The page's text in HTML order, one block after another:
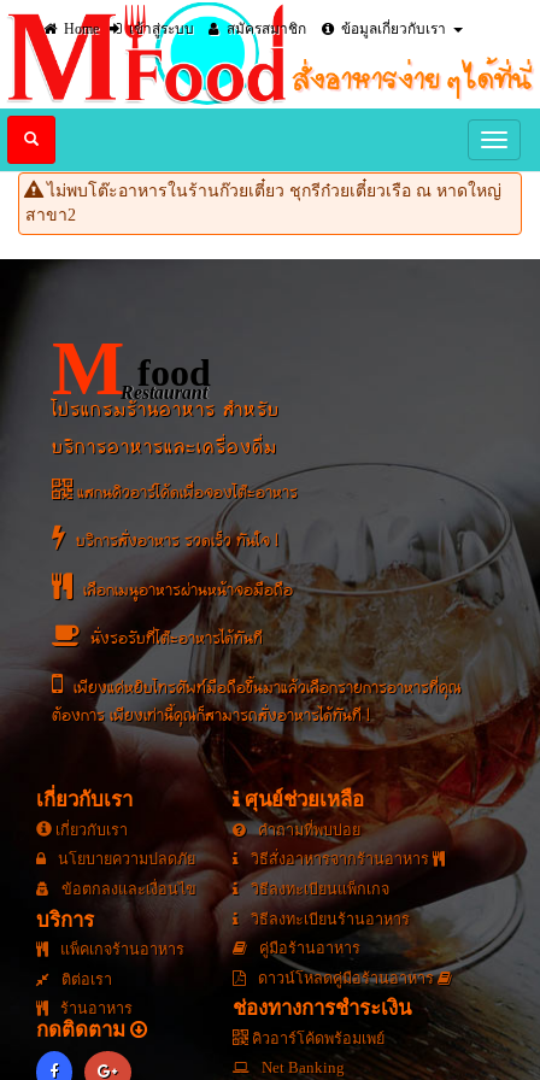
Home เข้าสู่ระบบ สมัครสมาชิก ข้อมูลเกี่ยวกับเรา
ไม่พบโต๊ะอาหารในร้านก๊วยเตี๋ยว ชุกรีก๋วยเตี๋ยวเรือ ณ หาดใหญ่
สาขา2
M food
Restaurant
โปรแกรมร้านอาหาร สำหรับ
บริการอาหารและเครื่องดื่ม
แสกนคิวอาร์โค้ดเพื่อจองโต๊ะอาหาร
บริการสั่งอาหาร รวดเร็ว ทันใจ !
เลือกเมนูอาหารผ่านหน้าจอมือถือ
นั่งรอรับที่โต๊ะอาหารได้ทันที
เพียงแค่หยิบโทรศัพท์มือถือขึ้นมาแล้วเลือกรายการอาหารที่คุณ
ต้องการ เพียงเท่านี้คุณก็สามารถสั่งอาหารได้ทันที !
เกี่ยวกับเรา
เกี่ยวกับเรา
นโยบายความปลดภัย
ข้อตกลงและเงื่อนไข
บริการ
แพ็คเกจร้านอาหาร
ติต่อเรา
ร้านอาหาร
กดติดตาม
ศุนย์ช่วยเหลือ
คำถามที่พบบ่อย
วิธีสั่งอาหารจากร้านอาหาร
วิธีลงทะเบียนแพ็กเกจ
วิธีลงทะเบียนร้านอาหาร
คู่มือร้านอาหาร
ดาวน์โหลดคู่มือร้านอาหาร
ช่องทางการชำระเงิน
คิวอาร์โค้ดพร้อมเพย์
Net Banking